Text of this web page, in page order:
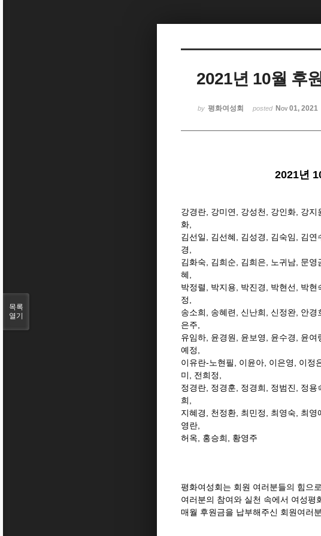
2021년 10월 후
by 평화여성회 posted Nov 01, 2021
2021년
강경란, 강미연, 강성천, 강인화, 강지
화,
김선일, 김선혜, 김성경, 김숙임, 김연
경,
김화숙, 김희순, 김희은, 노귀남, 문영
혜,
박정렬, 박지용, 박진경, 박현선, 박현
정,
송소희, 송혜련, 신난희, 신정완, 안경
은주,
유임하, 윤경원, 윤보영, 윤수경, 윤여
예정,
이유란-노현필, 이윤아, 이은영, 이정
미, 전희정,
정경란, 정경훈, 정경희, 정범진, 정용
희,
지혜경, 천정환, 최민정, 최영숙, 최영
영란,
허옥, 홍승희, 황영주
평화여성회는 회원 여러분들의 힘으
여러분의 참여와 실천 속에서 여성평
매월 후원금을 납부해주신 회원여러
목록
열기
Sketchbook5, 스케치북5
Sketchbook5, 스케치북5